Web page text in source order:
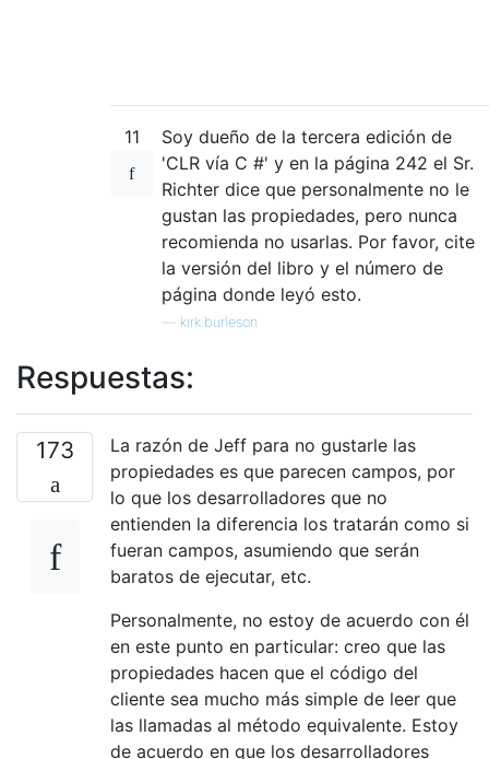
11
Soy dueño de la tercera edición de
'CLR vía C #' y en la página 242 el Sr.
Richter dice que personalmente no le
gustan las propiedades, pero nunca
recomienda no usarlas. Por favor, cite
la versión del libro y el número de
página donde leyó esto.
kirk.burleson
Respuestas:
173
La razón de Jeff para no gustarle las
propiedades es que parecen campos, por
lo que los desarrolladores que no
entienden la diferencia los tratarán como si
fueran campos, asumiendo que serán
baratos de ejecutar, etc.
Personalmente, no estoy de acuerdo con él
en este punto en particular: creo que las
propiedades hacen que el código del
cliente sea mucho más simple de leer que
las llamadas al método equivalente. Estoy
de acuerdo en que los desarrolladores